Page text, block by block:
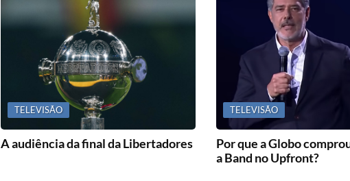
TELEVISÃO
A audiência da final da Libertadores
TELEVISÃO
Por que a Globo
a Band no Upfront?